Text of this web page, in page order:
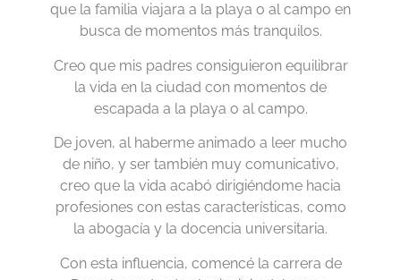
que la familia viajara a la playa o al campo en
busca de momentos más tranquilos.
Creo que mis padres consiguieron equilibrar
la vida en la ciudad con momentos de
escapada a la playa o al campo.
De joven, al haberme animado a leer mucho
de niño, y ser también muy comunicativo,
creo que la vida acabó dirigiéndome hacia
profesiones con estas características, como
la abogacía y la docencia universitaria.
Con esta influencia, comencé la carrera de